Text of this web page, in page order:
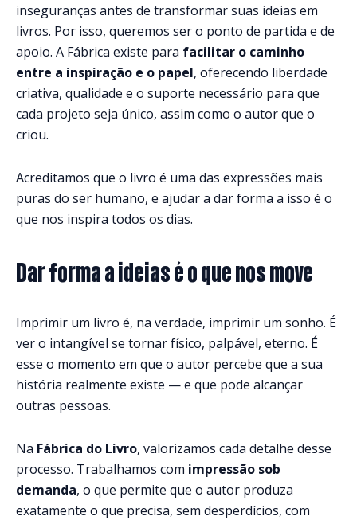
inseguranças antes de transformar suas ideias em
livros. Por isso, queremos ser o ponto de partida e de
apoio. A Fábrica existe para facilitar o caminho
entre a inspiração e o papel, oferecendo liberdade
criativa, qualidade e o suporte necessário para que
cada projeto seja único, assim como o autor que o
criou.
Acreditamos que o livro é uma das expressões mais
puras do ser humano, e ajudar a dar forma a isso é o
que nos inspira todos os dias.
Dar forma a ideias é o que nos move
Imprimir um livro é, na verdade, imprimir um sonho. É
ver o intangível se tornar físico, palpável, eterno. É
esse o momento em que o autor percebe que a sua
história realmente existe — e que pode alcançar
outras pessoas.
Na Fábrica do Livro, valorizamos cada detalhe desse
processo. Trabalhamos com impressão sob
demanda, o que permite que o autor produza
exatamente o que precisa, sem desperdícios, com